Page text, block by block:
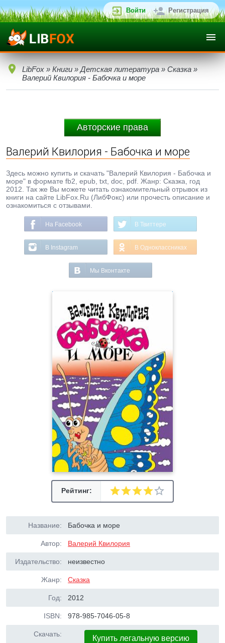
Войти Регистрация
LibFox » Книги » Детская литература » Сказка »
Валерий Квилория - Бабочка и море
Авторские права
Валерий Квилория - Бабочка и море
Здесь можно купить и скачать "Валерий Квилория - Бабочка и
море" в формате fb2, epub, txt, doc, pdf. Жанр: Сказка, год
2012. Так же Вы можете читать ознакомительный отрывок из
книги на сайте LibFox.Ru (ЛибФокс) или прочесть описание и
ознакомиться с отзывами.
На Facebook В Твиттере
В Instagram В Одноклассниках
Мы Вконтакте
Рейтинг:
Название: Бабочка и море
Автор: Валерий Квилория
Издательство: неизвестно
Жанр: Сказка
Год: 2012
ISBN: 978-985-7046-05-8
Скачать: Купить легальную версию